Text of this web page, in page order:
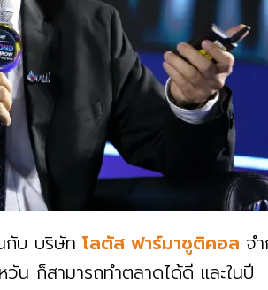
กับ บริษัท โลตัส ฟาร์มาซูติคอล จ
น ก็สามารถทำตลาดได้ดี และในปี